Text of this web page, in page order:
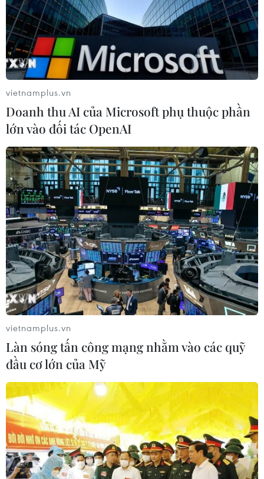
vietnamplus.vn
Doanh thu AI của Microsoft phụ thuộc phần
lớn vào đối tác OpenAI
vietnamplus.vn
Làn sóng tấn công mạng nhằm vào các quỹ
đầu cơ lớn của Mỹ